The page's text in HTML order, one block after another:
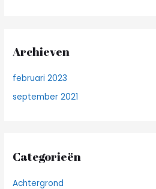
Archieven
februari 2023
september 2021
Categorieën
Achtergrond